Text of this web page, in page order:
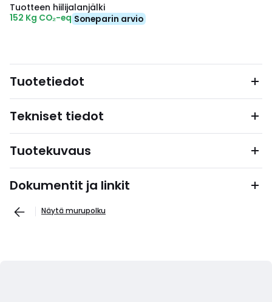
Tuotteen hiilijalanjälki
152 Kg CO₂-eq Soneparin arvio
Tuotetiedot
Tekniset tiedot
Tuotekuvaus
Dokumentit ja linkit
Näytä murupolku